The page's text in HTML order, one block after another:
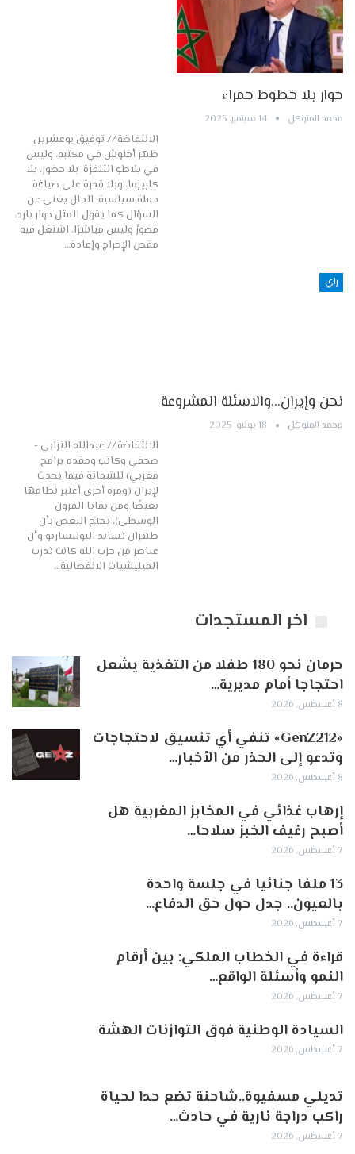
حوار بلا خطوط حمراء
محمد المتوكل 14 سبتمبر, 2025
الانتفاضة // توفيق بوعشرين
ظهر أخنوش في مكتبه، وليس
في بلاطو التلفزة. بلا حضور، بلا
كاريزما، وبلا قدرة على صياغة
جملة سياسية. الحال يغني عن
السؤال كما يقول المثل حوار بارد،
مصوَّر وليس مباشرًا. اشتغل فيه
مقص الإخراج وإعادة…
راي
نحن وإيران…والاسئلة المشروعة
محمد المتوكل 18 يونيو, 2025
الانتفاضة // عبدالله الترابي -
صحفي وكاتب ومقدم برامج
مغربي) للشماتة فيما يحدث
لإيران (ومرة أخرى أعتبر نظامها
بغيضًا ومن بقايا القرون
الوسطى)، يحتج البعض بأن
طهران تساند البوليساريو وأن
عناصر من حزب الله كانت تدرب
الميليشيات الانفصالية…
اخر المستجدات
حرمان نحو 180 طفلا من التغذية يشعل
احتجاجا أمام مديرية…
8 أغسطس, 2026
«GenZ212» تنفي أي تنسيق لاحتجاجات
وتدعو إلى الحذر من الأخبار…
8 أغسطس, 2026
إرهاب غذائي في المخابز المغربية هل
أصبح رغيف الخبز سلاحا…
7 أغسطس, 2026
13 ملفا جنائيا في جلسة واحدة
بالعيون.. جدل حول حق الدفاع…
7 أغسطس, 2026
قراءة في الخطاب الملكي: بين أرقام
النمو وأسئلة الواقع…
7 أغسطس, 2026
السيادة الوطنية فوق التوازنات الهشة
7 أغسطس, 2026
تديلي مسفيوة..شاحنة تضع حدا لحياة
راكب دراجة نارية في حادث…
7 أغسطس, 2026